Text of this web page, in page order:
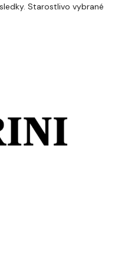
Starostlivo vybrané